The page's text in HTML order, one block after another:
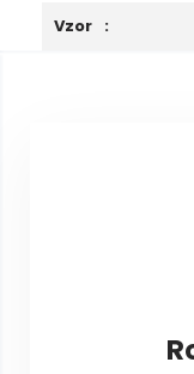
Vzor :